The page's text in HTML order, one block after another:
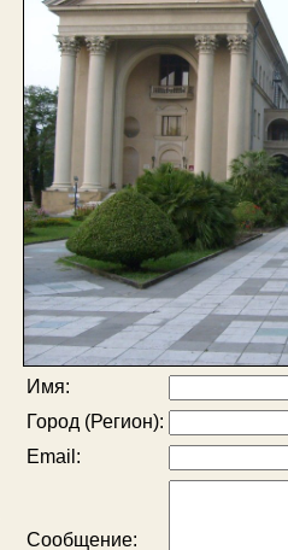
Имя:
Город (Регион):
Email:
Сообщение: